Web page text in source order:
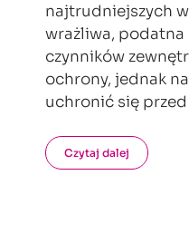
najtrudniejszych
wrażliwa, podatna
czynników
ochrony, jednak
uchronić się przed
Czytaj dalej